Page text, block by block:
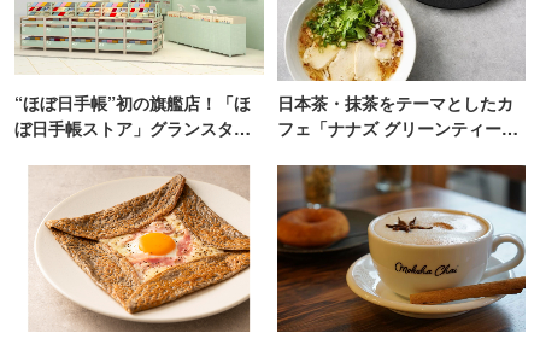
“ほぼ日手帳”初の旗艦店！「ほ
ぼ日手帳ストア」グランスタ東
日本茶・抹茶をテーマとしたカ
フェ「ナナズ グリーンティー」